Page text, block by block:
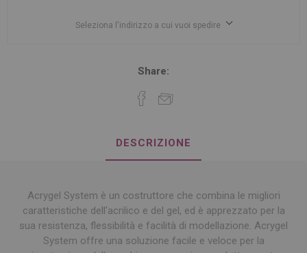
Seleziona l'indirizzo a cui vuoi spedire
Share:
DESCRIZIONE
Acrygel System è un costruttore che combina le migliori
caratteristiche dell'acrilico e del gel, ed è apprezzato per la
sua resistenza, flessibilità e facilità di modellazione. Acrygel
System offre una soluzione facile e veloce per la